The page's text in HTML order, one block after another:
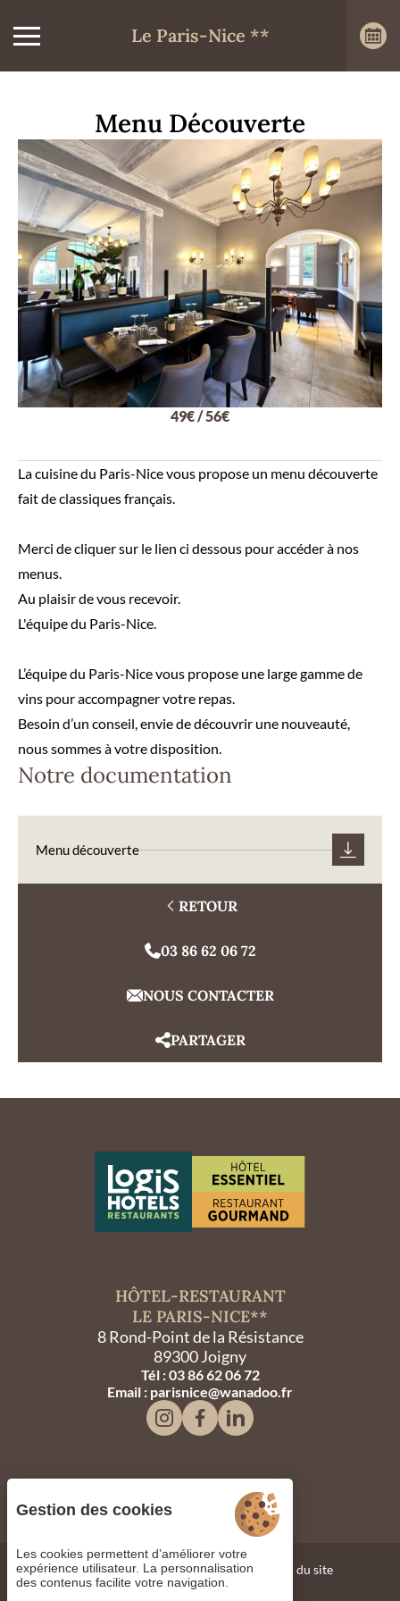
Le Paris-Nice **
Menu Découverte
49€ / 56€
La cuisine du Paris-Nice vous propose un menu découverte
fait de classiques français.
Merci de cliquer sur le lien ci dessous pour accéder à nos
menus.
Au plaisir de vous recevoir.
L'équipe du Paris-Nice.
L’équipe du Paris-Nice vous propose une large gamme de
vins pour accompagner votre repas.
Besoin d’un conseil, envie de découvrir une nouveauté,
nous sommes à votre disposition.
Notre documentation
Menu découverte
RETOUR
03 86 62 06 72
NOUS CONTACTER
PARTAGER
HÔTEL-RESTAURANT
LE PARIS-NICE**
8 Rond-Point de la Résistance
89300 Joigny
Tél : 03 86 62 06 72
Email : parisnice@wanadoo.fr
Gestion des cookiesMentions légales
Plan du site
©2023 Juliana Web Créateur
Gestion des cookies
Les cookies permettent d’améliorer votre
expérience utilisateur. La personnalisation
des contenus facilite votre navigation.